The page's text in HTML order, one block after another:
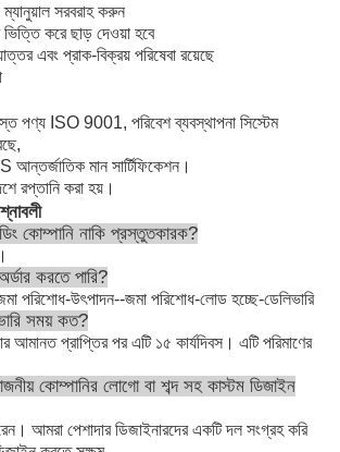
ম্যানুয়াল সরবরাহ করুন
ভিত্তি করে ছাড় দেওয়া হবে
এবং প্রাক-বিক্রয় পরিষেবা রয়েছে
পণ্য ISO 9001, পরিবেশ ব্যবস্থাপনা সিস্টেম
মান সার্টিফিকেশন।
রপ্তানি করা হয়।
কোম্পানি নাকি প্রস্তুতকারক?
করতে পারি?
পরিশোধ-উৎপাদন--জমা পরিশোধ-লোড হচ্ছে-ডেলিভারি
সময় কত?
প্রাপ্তির পর এটি ১৫ কার্যদিবস। এটি পরিমাণের
কোম্পানির লোগো বা শব্দ সহ কাস্টম ডিজাইন
আমরা পেশাদার ডিজাইনারদের একটি দল সংগ্রহ করি